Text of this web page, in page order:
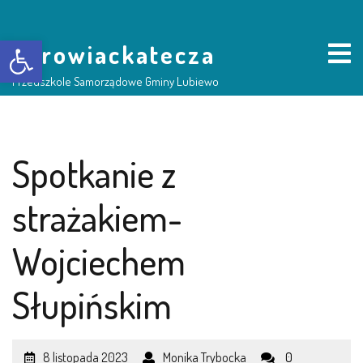
Otwórz pasek narzędzi
borowiackatecza
Przedszkole Samorządowe Gminy Lubiewo
NASZE PRZEDSZKOLE
RADA RODZICÓW
GRUPY DZIECI
Spotkanie z
strażakiem-
Wojciechem
Słupińskim
8 listopada 2023 Monika Trybocka
0